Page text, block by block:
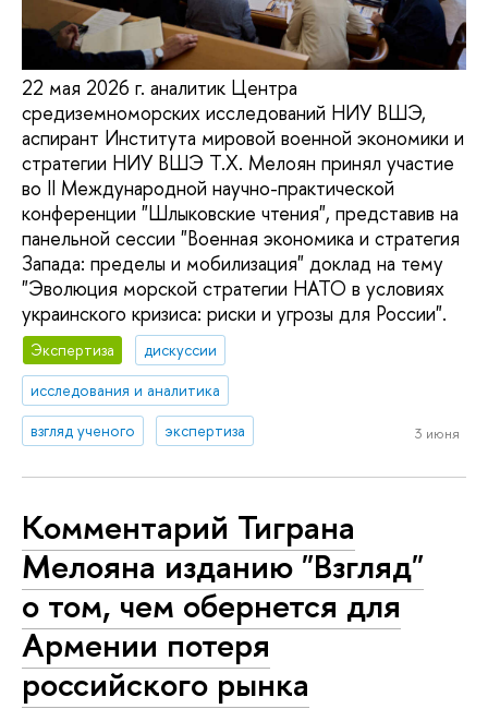
22 мая 2026 г. аналитик Центра
средиземноморских исследований НИУ ВШЭ,
аспирант Института мировой военной экономики и
стратегии НИУ ВШЭ Т.Х. Мелоян принял участие
во II Международной научно-практической
конференции "Шлыковские чтения", представив на
панельной сессии "Военная экономика и стратегия
Запада: пределы и мобилизация" доклад на тему
"Эволюция морской стратегии НАТО в условиях
украинского кризиса: риски и угрозы для России".
Экспертиза
дискуссии
исследования и аналитика
взгляд ученого
экспертиза 3 июня
Комментарий Тиграна
Мелояна изданию "Взгляд"
о том, чем обернется для
Армении потеря
российского рынка